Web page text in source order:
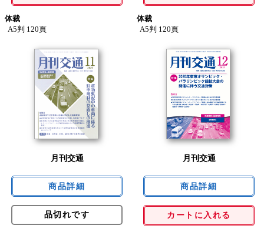
体裁
A5判 120頁
体裁
A5判 120頁
月刊交通
品切れです
月刊交通
カートに入れる